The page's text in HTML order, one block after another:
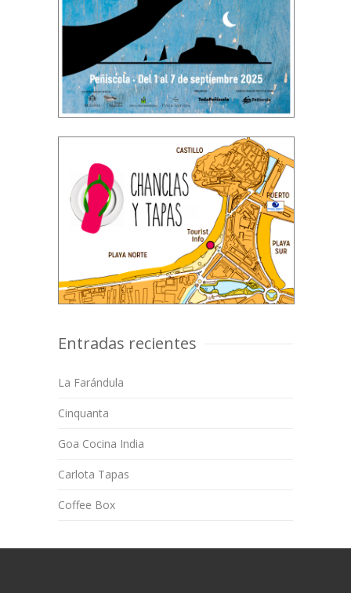
Entradas recientes
La Farándula
Cinquanta
Goa Cocina India
Carlota Tapas
Coffee Box